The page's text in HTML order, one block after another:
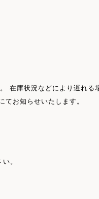
在庫状況などにより遅れる
お知らせいたします。
。